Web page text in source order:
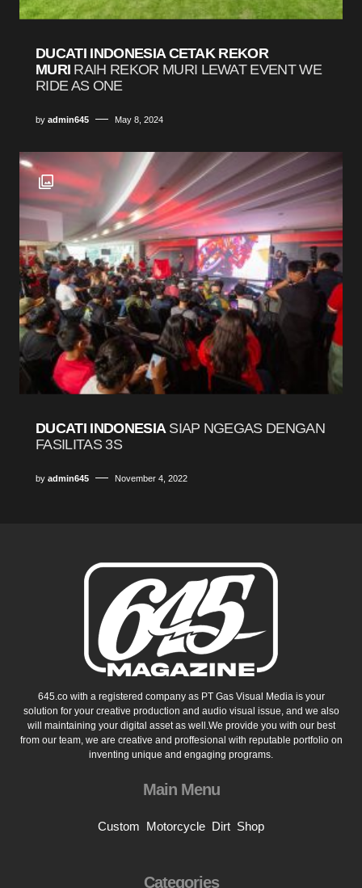
DUCATI INDONESIA CETAK REKOR
MURI RAIH REKOR MURI LEWAT EVENT WE
RIDE AS ONE
by admin645 May 8, 2024
DUCATI INDONESIA SIAP NGEGAS DENGAN
FASILITAS 3S
by admin645 November 4, 2022
645.co with a registered company as PT Gas Visual Media is your
solution for your creative production and audio visual issue, and we also
will maintaining your digital asset as well.We provide you with our best
from our team, we are creative and proffesional with reputable portfolio on
inventing unique and engaging programs.
Main Menu
Custom Motorcycle Dirt Shop
Categories